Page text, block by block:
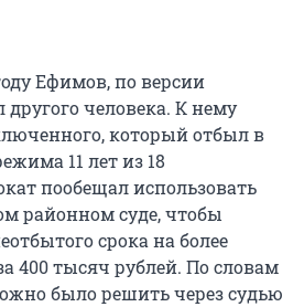
Ефимов, по версии
другого человека. К нему
который отбыл в
11 лет из 18
пообещал использовать
районном суде, чтобы
срока на более
400 тысяч рублей. По словам
было решить через судью